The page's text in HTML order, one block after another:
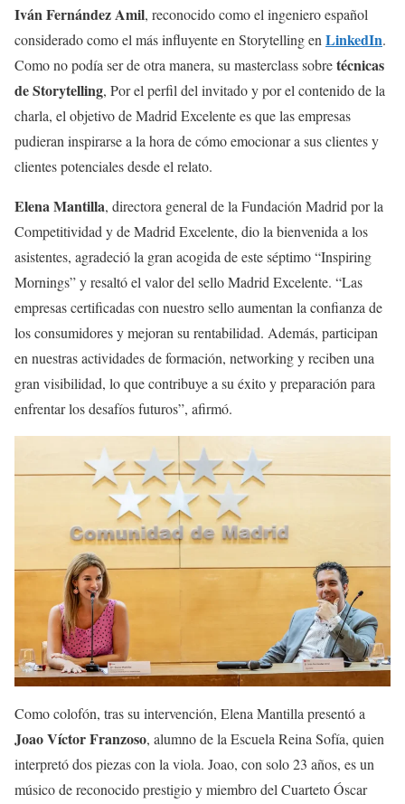
Iván Fernández Amil, reconocido como el ingeniero español
considerado como el más influyente en Storytelling en LinkedIn.
Como no podía ser de otra manera, su masterclass sobretécnicas
de Storytelling, Por el perfil del invitado y por el contenido de la
charla, el objetivo de Madrid Excelente es que las empresas
pudieran inspirarse a la hora de cómo emocionar a sus clientes y
clientes potenciales desde el relato.
Elena Mantilla, directora general de la Fundación Madrid por la
Competitividad y de Madrid Excelente, dio la bienvenida a los
asistentes, agradeció la gran acogida de este séptimo “Inspiring
Mornings” y resaltó el valor del sello Madrid Excelente. “Las
empresas certificadas con nuestro sello aumentan la confianza de
los consumidores y mejoran su rentabilidad. Además, participan
en nuestras actividades de formación, networking y reciben una
gran visibilidad, lo que contribuye a su éxito y preparación para
enfrentar los desafíos futuros”, afirmó.
Como colofón, tras su intervención, Elena Mantilla presentó a
Joao Víctor Franzoso, alumno de la Escuela Reina Sofía, quien
interpretó dos piezas con la viola. Joao, con solo 23 años, es un
músico de reconocido prestigio y miembro del Cuarteto Óscar